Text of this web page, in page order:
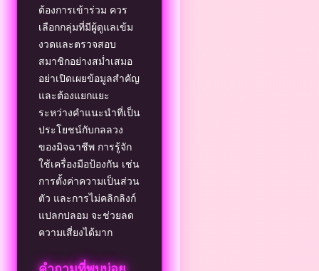
ต้องการเข้าร่วม ควร
เลือกกลุ่มที่มีผู้ดูแลเข้ม
งวดและตรวจสอบ
สมาชิกอย่างสม่ำเสมอ
อย่าเปิดเผยข้อมูลสำคัญ
และต้องแยกแยะ
ระหว่างคำแนะนำที่เป็น
ประโยชน์กับกลลวง
ของมิจฉาชีพ การรู้จัก
ใช้เครื่องมือป้องกัน เช่น
การตั้งค่าความเป็นส่วน
ตัว และการไม่คลิกลิงก์
แปลกปลอม จะช่วยลด
ความเสี่ยงได้มาก